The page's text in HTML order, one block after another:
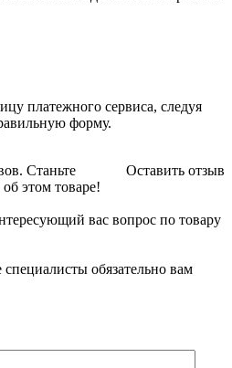
платежного сервиса, следуя
форму.
Оставить отзыв
Станьте
этом товаре!
вас вопрос по товару
обязательно вам